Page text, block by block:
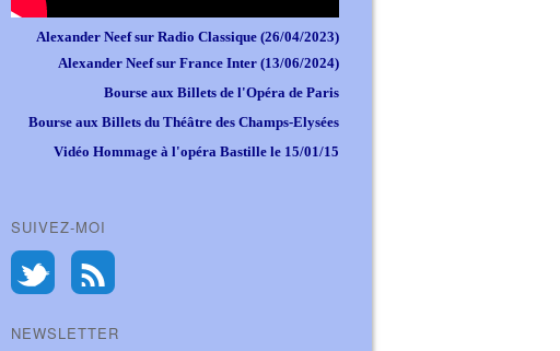
Alexander Neef sur Radio Classique (26/04/2023)
Alexander Neef sur France Inter (13/06/2024)
Bourse aux Billets de l'Opéra de Paris
Bourse aux Billets du Théâtre des Champs-Elysées
Vidéo Hommage à l'opéra Bastille le 15/01/15
SUIVEZ-MOI
NEWSLETTER